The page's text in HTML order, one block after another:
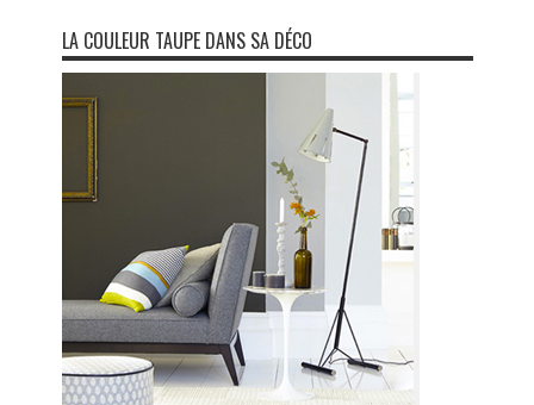
LA COULEUR TAUPE DANS SA DÉCO